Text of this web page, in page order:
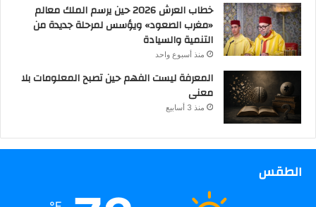
خطاب العرش 2026 حين يرسم الملك معالم
«مغرب الصعود» ويؤسس لمرحلة جديدة من
التنمية والسيادة
منذ أسبوع واحد
المعرفة ليست الفهم حين تصبح المعلومات بلا
معنى
منذ 3 أسابيع
الطقس